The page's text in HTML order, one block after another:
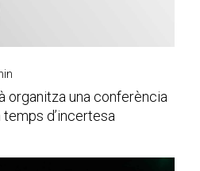
organitza una conferència
d’incertesa